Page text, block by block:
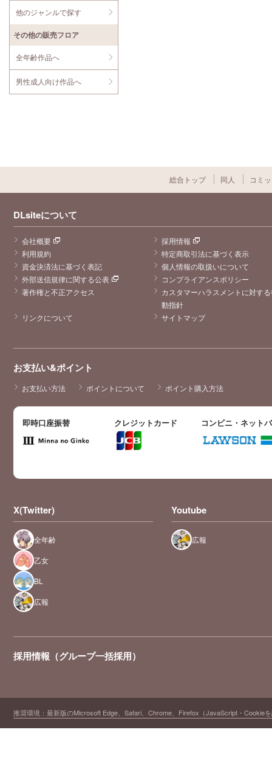
他のジャンルで探す
その他の販売フロア
全年齢作品へ
男性成人向け作品へ
総合トップ 同人 コミ
DLsiteについて
会社概要
採用情報
利用規約
特定商取引法に基づく表示
資金決済法に基づく表記
個人情報の取扱いについて
外部送信規律に関する公表
コンプライアンスポリシー
著作権と不正アクセス
カスタマーハラスメントに対す
動指針
リンクについて
サイトマップ
お支払い&ポイント
お支払い方法 ポイントについて ポイント購入方法
即時口座振替 クレジットカード コンビニ・ネット
X(Twitter)
全年齢
乙女
BL
広報
Youtube
広報
採用情報（グループ一括採用）
推奨環境：最新版のMicrosoft Edge、Safari、Chrome、Firefox（JavaScript・Cookie